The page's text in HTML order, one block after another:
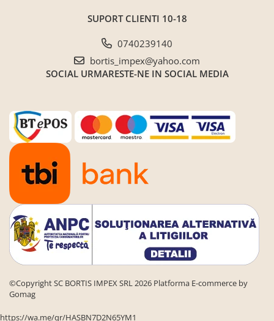
Sezlonguri
,Chiuvete si baterii
Baterii bucatarie
Chiuvete bucatarie
Cuptoare cu microunde
incorporabile
Cuptoare incorporabile
Hote
Masini de spalat vase
Oale sub presiune
Plite incorporabile
Prajitoare paine
Storcatoare
SUPORT CLIENTI 10-18
0740239140
bortis_impex@yahoo.com
SOCIAL URMARESTE-NE IN SOCIAL MEDIA
©Copyright SC BORTIS IMPEX SRL 2026 Platforma E-commerce by
Gomag
https://wa.me/qr/HASBN7D2N65YM1